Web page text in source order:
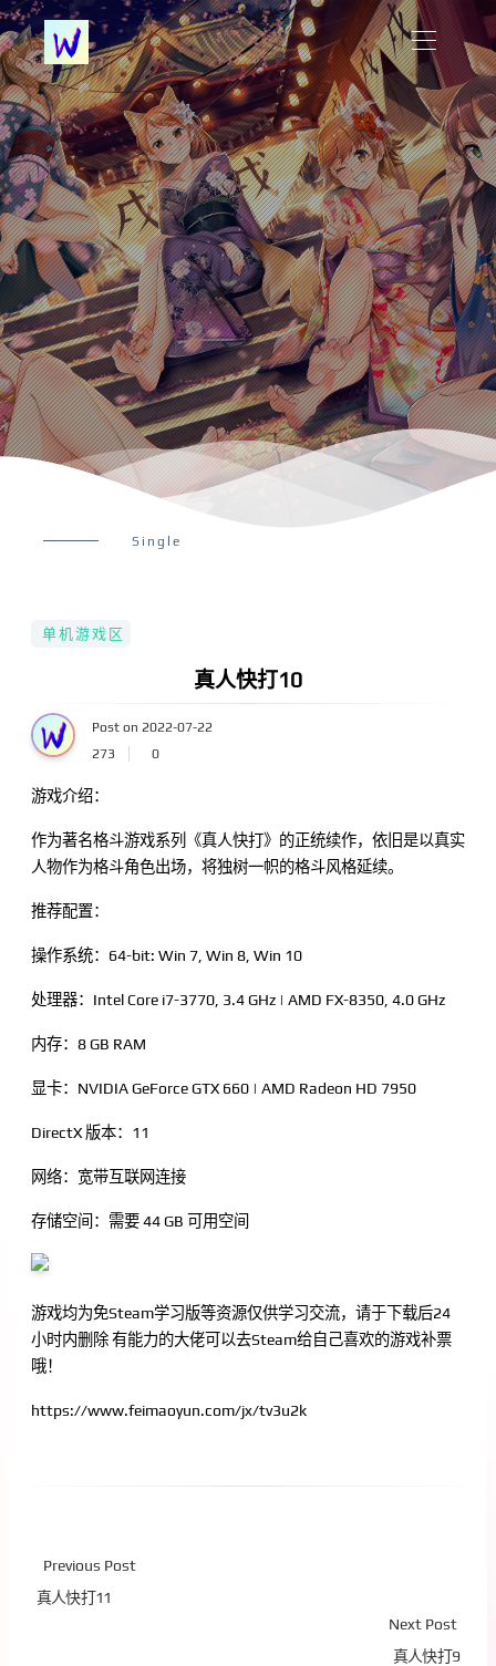
Single
单机游戏区
真人快打10
Post on 2022-07-22
273
0
游戏介绍：
作为著名格斗游戏系列《真人快打》的正统续作，依旧是以真实
人物作为格斗角色出场，将独树一帜的格斗风格延续。
推荐配置：
操作系统：64-bit: Win 7, Win 8, Win 10
处理器：Intel Core i7-3770, 3.4 GHz | AMD FX-8350, 4.0 GHz
内存：8 GB RAM
显卡：NVIDIA GeForce GTX 660 | AMD Radeon HD 7950
DirectX 版本：11
网络：宽带互联网连接
存储空间：需要 44 GB 可用空间
游戏均为免Steam学习版等资源仅供学习交流，请于下载后24
小时内删除 有能力的大佬可以去Steam给自己喜欢的游戏补票
哦！
https://www.feimaoyun.com/jx/tv3u2k
Previous Post
真人快打11
Next Post
真人快打9